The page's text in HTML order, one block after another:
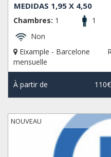
MEDIDAS 1,95 X 4,50
Chambres: 1 1
Non
Eixample - Barcelone
mensuelle
À partir de 110€
NOUVEAU